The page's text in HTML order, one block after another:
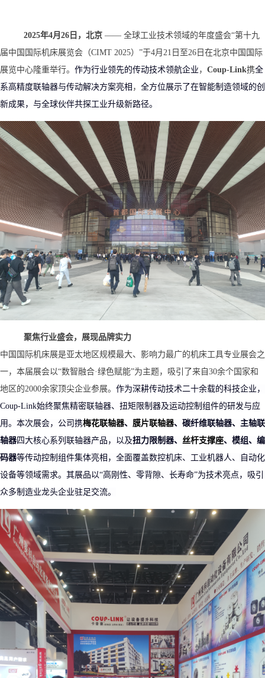
2025年4月26日，北京 —— 全球工业技术领域的年度盛会“第十九
届中国国际机床展览会（CIMT 2025）”于4月21日至26日在北京中国国际
展览中心隆重举行。 作为行业领先的传动技术领航企业 ， Coup-Link携全
系高精度联轴器与传动解决方案亮相 ， 全方位展示 了在智能制造领域的创
新成果，与全球伙伴共探工业升级新路径。
聚焦行业盛会，展现品牌实力
中国国际机床展是亚太地区规模最大、影响力最广的机床工具专业展会之
一，本届展会以“数智融合·绿色赋能”为主题，吸引了来自30余个国家和
地区的2000余家顶尖企业参展。 作为深耕传动技术二十余载的科技企业，
Coup-Link始终聚焦精密联轴器、扭矩限制器及运动控制组件的研发与应
用。本次展会，公司携梅花联轴器、 膜片联轴器、碳纤维联轴器、主轴联
轴器四大核心系列联轴器产品，以及扭力限制器、 丝杆支撑座、模组、编
码器等传动控制组件集体亮相，全面覆盖数控机床、工业机器人、自动化
设备等领域需求。其展品以“高刚性、零背隙、长寿命”为技术亮点，吸引
众多制造业龙头企业驻足交流。